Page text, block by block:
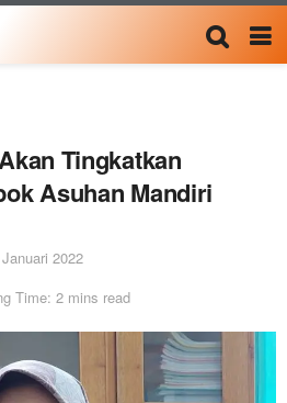
Tingkatkan
Asuhan Mandiri
2022
Time: 2 mins read